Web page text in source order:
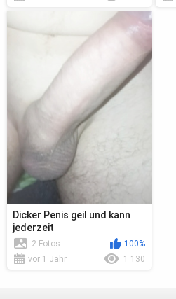
Dicker Penis geil und kann
jederzeit
2 Fotos
100%
vor 1 Jahr
1 130